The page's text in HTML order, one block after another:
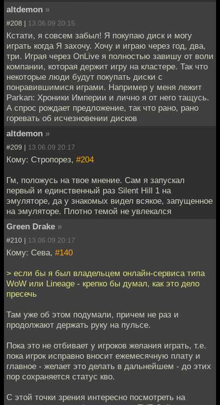
altdemon »
#208 | 13.06.09 20:15
Кстати, я совсем забыл! Я покупаю диск и могу
играть когда Я захочу. Хочу и играю через год, два,
три. Играя через OnLive я полностью завишу от воли
компании, которая держит игру на кластере. Так что
некоторые люди будут покупать диски с
понравившимися играми. Например у меня лежит
Parkan: Хроники Империи и лично я от него тащусь.
А спрос рождает предложение, так что рано, рано
горевать об исчезновении дисков
altdemon »
#209 | 13.06.09 20:17
Кому: Стропорез, #204
Гм, положусь на твое мнение. Сам я запускал
первый и единственный раз Silent Hill 1 на
эмуляторе, да у знакомых видел всякое, запущенное
на эмуляторе. Плотно темой не увлекался
Green Drake »
#210 | 13.06.09 20:17
Кому: Сева, #140
> если бы я был владельцем онлайн-сервиса типа
WoW или Lineage - крепко бы думал, как это дело
пресечь
Там уже об этом подумали, причем не раз и
продолжают держать руку на пульсе.
Пока это не отбивает у игроков желания играть, т.е.
пока игрок исправно вносит ежемесячную плату и
главное - желает это делать в дальнейшем - до этих
пор сохраняется статус кво.
С этой точки зрения интересно посмотреть на